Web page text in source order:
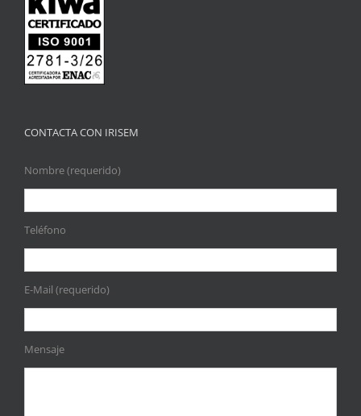
CONTACTA CON IRISEM
Nombre (requerido)
Teléfono
E-Mail (requerido)
Mensaje